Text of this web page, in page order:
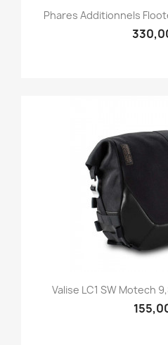
Phares Additionnels
Valise LC1 SW Motech